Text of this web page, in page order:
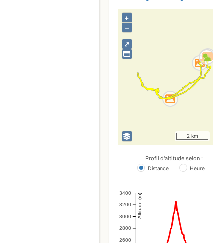
+
–
2 km
⤢
Profil d'altitude selon :
Distance Heure
2600
2800
3000
3200
3400 Altitude (m)